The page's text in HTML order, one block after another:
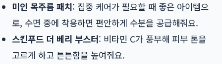
미인 목주름 패치: 집중 케어가 필요할 때 좋은 아이템으
로, 수면 중에 착용하면 편안하게 수분을 공급해줘요.
스킨푸드 더 베리 부스터: 비타민 C가 풍부해 피부 톤을
고르게 하고 튼튼함을 높여줘요.